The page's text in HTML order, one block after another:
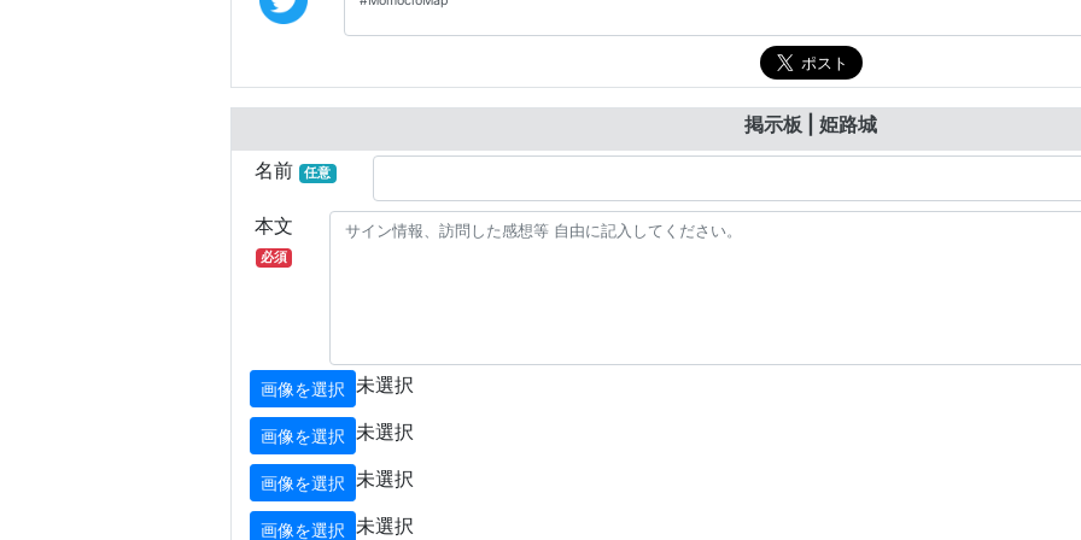
掲示板 | 姫路城
名前
任意
本文
必須
画像を選択 未選択
画像を選択 未選択
画像を選択 未選択
画像を選択 未選択